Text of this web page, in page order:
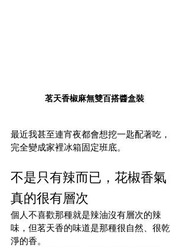
茗天香椒麻無雙百搭醬盒裝
最近我甚至連宵夜都會想挖一匙配著吃，
完全變成家裡冰箱固定班底。
不是只有辣而已，花椒香氣
真的很有層次
個人不喜歡那種就是辣油沒有層次的辣
味，但茗天香的味道是那種很自然、很乾
淨的香。